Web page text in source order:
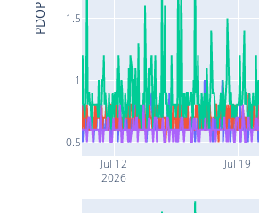
Jul 12
2026
Jul 19
0.5
1
1.5
PDOP